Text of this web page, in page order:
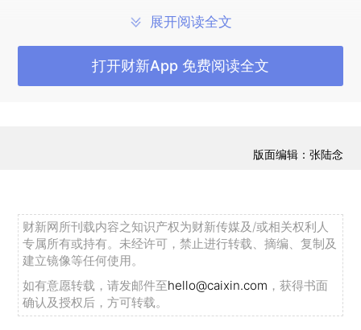
体宿主等方式，进一步加速病原体的繁殖变异和传播。而病原体
进化包括变异、与其他病原体基因交流等，主要取决于其繁殖的
世代数和每一代的繁殖时间，而温度可以直接影响许多病原体的
繁殖率。对导致20世纪爆发的4次全球流感大流行病毒基因分析可
得出，每一次的流感病毒毒株均有禽源性流感病毒提供部分基因
展开阅读全文
打开财新App 免费阅读全文
版面编辑：张陆念
财新网所刊载内容之知识产权为财新传媒及/或相关权利人
专属所有或持有。未经许可，禁止进行转载、摘编、复制及
建立镜像等任何使用。
如有意愿转载，请发邮件至hello@caixin.com ，获得书面
确认及授权后，方可转载。